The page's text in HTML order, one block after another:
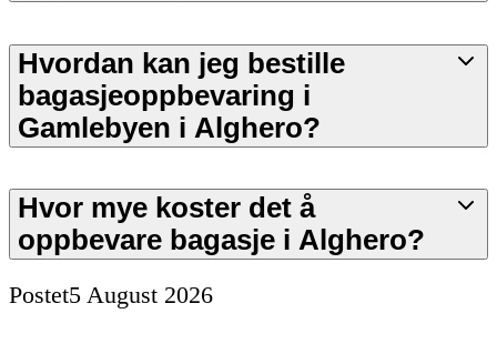
Hvordan kan jeg bestille
bagasjeoppbevaring i
Gamlebyen i Alghero?
Hvor mye koster det å
oppbevare bagasje i Alghero?
Postet5 August 2026